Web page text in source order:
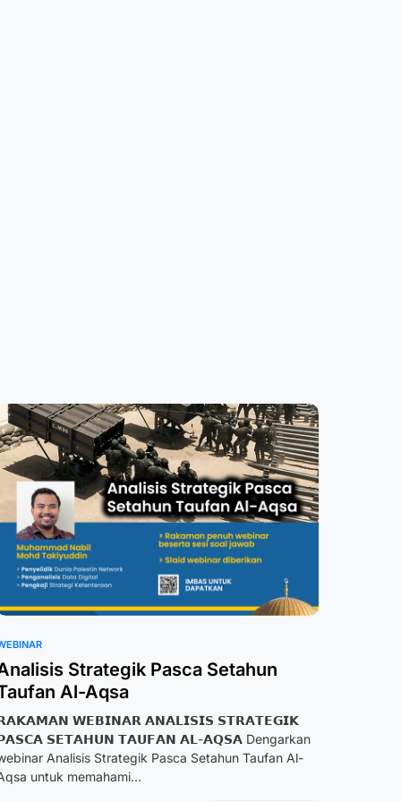
Strategik Pasca Setahun
Al-Aqsa
𝗪𝗘𝗕𝗜𝗡𝗔𝗥 𝗔𝗡𝗔𝗟𝗜𝗦𝗜𝗦 𝗦𝗧𝗥𝗔𝗧𝗘𝗚𝗜𝗞
𝗦𝗘𝗧𝗔𝗛𝗨𝗡 𝗧𝗔𝗨𝗙𝗔𝗡 𝗔𝗟-𝗔𝗤𝗦𝗔 Dengarkan
Analisis Strategik Pasca Setahun Taufan Al-
untuk memahami…